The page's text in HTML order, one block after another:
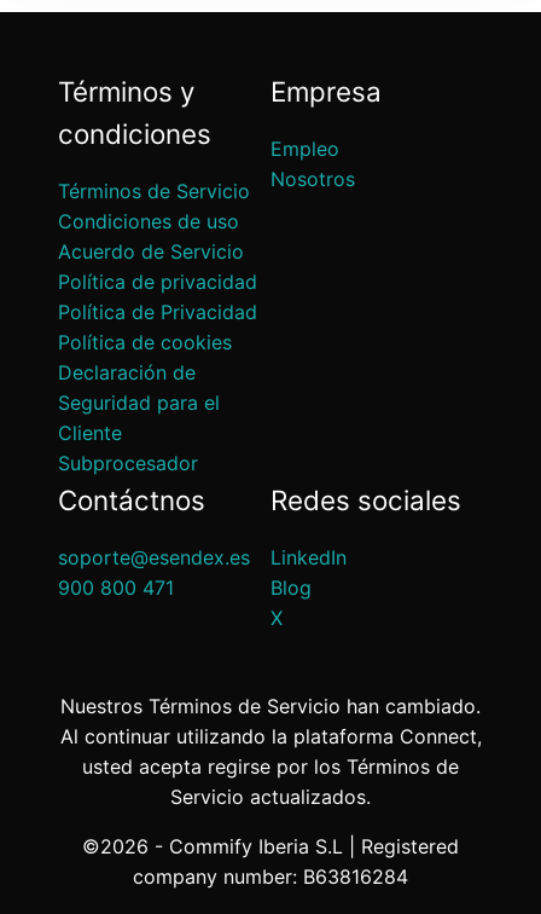
Términos y
condiciones
Términos de Servicio
Condiciones de uso
Acuerdo de Servicio
Política de privacidad
Política de Privacidad
Política de cookies
Declaración de
Seguridad para el
Cliente
Subprocesador
Empresa
Empleo
Nosotros
Contáctnos
soporte@esendex.es
900 800 471
Redes sociales
LinkedIn
Blog
X
Nuestros Términos de Servicio han cambiado.
Al continuar utilizando la plataforma Connect,
usted acepta regirse por los Términos de
Servicio actualizados.
©2026 - Commify Iberia S.L | Registered
company number: B63816284